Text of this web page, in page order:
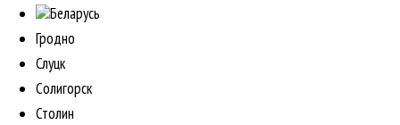
Беларусь
Гродно
Слуцк
Солигорск
Столин